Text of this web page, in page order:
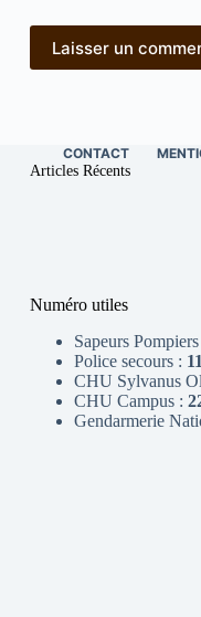
Laisser un
CONTACT
Articles Récents
Numéro utiles
Sapeurs
Police secours :
CHU Sylvanus
CHU Campus :
Gendarmerie